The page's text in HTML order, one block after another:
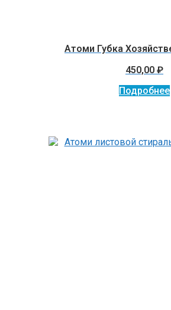
Атоми Губка
450,00 ₽
Подробнее